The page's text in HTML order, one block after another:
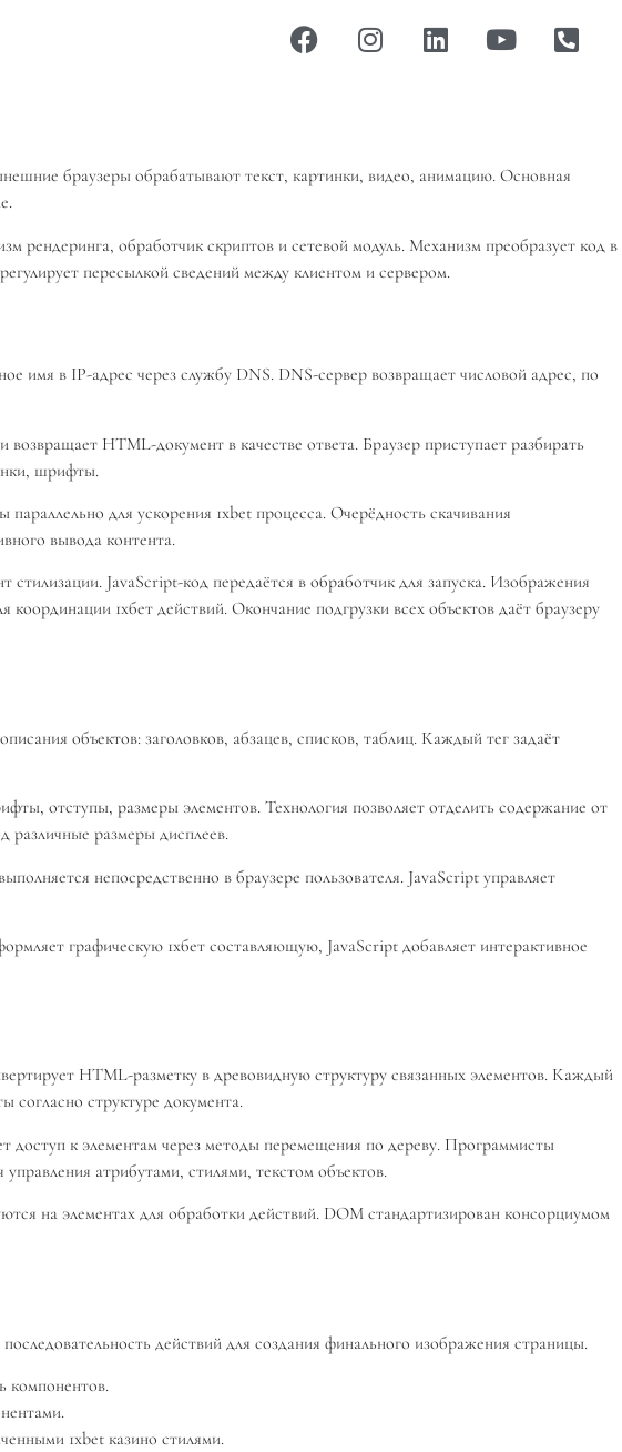
браузеры обрабатывают текст, картинки, видео, анимацию. Основная
рендеринга, обработчик скриптов и сетевой модуль. Механизм преобразует код в
пересылкой сведений между клиентом и сервером.
имя в IP-адрес через службу DNS. DNS-сервер возвращает числовой адрес, по
HTML-документ в качестве ответа. Браузер приступает разбирать
шрифты.
для ускорения 1xbet процесса. Очерёдность скачивания
вывода контента.
JavaScript-код передаётся в обработчик для запуска. Изображения
1хбет действий. Окончание подгрузки всех объектов даёт браузеру
объектов: заголовков, абзацев, списков, таблиц. Каждый тег задаёт
отступы, размеры элементов. Технология позволяет отделить содержание от
различные размеры дисплеев.
непосредственно в браузере пользователя. JavaScript управляет
графическую 1хбет составляющую, JavaScript добавляет интерактивное
HTML-разметку в древовидную структуру связанных элементов. Каждый
согласно структуре документа.
доступ к элементам через методы перемещения по дереву. Программисты
атрибутами, стилями, текстом объектов.
на элементах для обработки действий. DOM стандартизирован консорциумом
действий для создания финального изображения страницы.
компонентов.
1xbet казино стилями.